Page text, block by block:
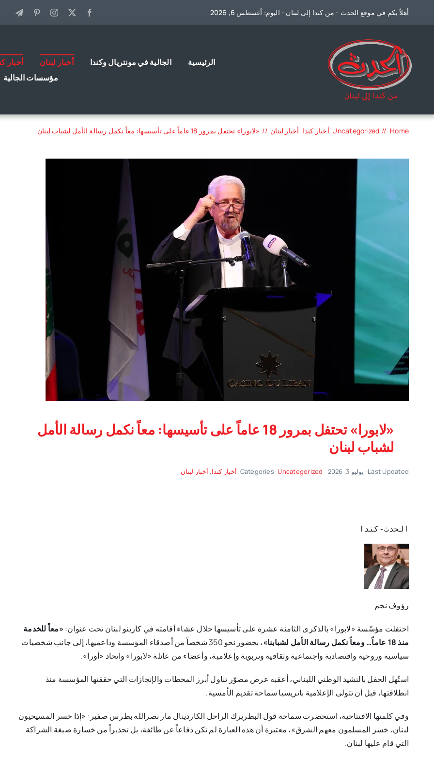
أهلاً بكم في موقع الحدث - من كندا إلى لبنان - اليوم: أغسطس 6, 2026
الرئيسية الجالية في مونتريال وكندا أخبار لبنان أخبار
مؤسسات الجالية
Home
Uncategorized أخبار كندا أخبار لبنان «لابورا» تحتفل بمرور 18 عاماً على تأسيسها: معاً نكمل رسالة الأمل لشباب لبنان
«لابورا» تحتفل بمرور 18 عاماً على تأسيسها: معاً نكمل رسالة الأمل
لشباب لبنان
Last Updated: يوليو 3, 2026 Categories: Uncategorized
, أخبار كندا, أخبار لبنان
الحدث-كندا
رؤوف نجم
احتفلت مؤسّسة «لابورا» بالذكرى الثامنة عشرة على تأسيسها خلال عشاء أقامته في كازينو لبنان تحت عنوان: «معاً للخدمة
منذ 18 عاماً… ومعاً نكمل رسالة الأمل لشبابنا»
، بحضور نحو 350 شخصاً من أصدقاء المؤسسة وداعميها، إلى جانب شخصيات
سياسية وروحية واقتصادية واجتماعية وثقافية وتربوية وإعلامية، وأعضاء من عائلة «لابورا» واتحاد «أورا».
استُهل الحفل بالنشيد الوطني اللبناني، أعقبه عرض مصوّر تناول أبرز المحطات والإنجازات التي حققتها المؤسسة منذ
انطلاقتها، قبل أن تتولى الإعلامية باتريسيا سماحة تقديم الأمسية.
وفي كلمتها الافتتاحية، استحضرت سماحة قول البطريرك الراحل الكاردينال مار نصرالله بطرس صفير: «إذا خسر المسيحيون
لبنان، خسر المسلمون معهم الشرق»، معتبرة أن هذه العبارة لم تكن دفاعاً عن طائفة، بل تحذيراً من خسارة صيغة الشراكة
التي قام عليها لبنان.